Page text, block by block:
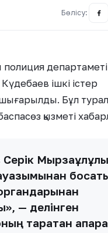
Бөлісу:
ішкі істер
Бұл
қызметі
Мырзақұлұлы
— делінген
таратқан